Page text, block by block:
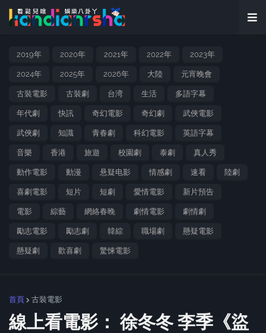
2019年 2020年 2021年 2022年 2023年
2024年 2025年 2026年 大陸 元宵晚會
古裝電影 古裝劇 台湾 生活 多語字幕
年代劇 快訊 奇幻電影 奇幻劇 武俠電影
武俠劇 知識 青春劇 科幻電影 英語字幕
音樂 香港 旅遊 校園劇 泰劇 真人秀
動作電影 動漫 悬疑电影 情感劇 速看 陸劇
喜劇電影 短片 短劇 愛情電影 新片預告
電影 綜藝 網絡春晚 劇情電影 劇情劇
勵志電影 勵志劇 韓綜 職場劇 懸疑電影
懸疑劇 歡喜劇 驚悚電影
首頁 古裝電影
線上看電影： 徐冬冬 李季《盜